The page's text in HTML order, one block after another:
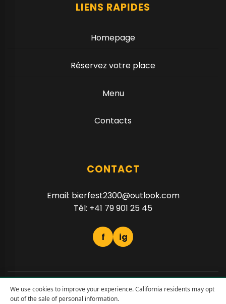
LIENS RAPIDES
Homepage
Réservez votre place
Menu
Contacts
CONTACT
Email: bierfest2300@outlook.com
Tél: +41 79 901 25 45
f ig
© 2026 BierFest
We use cookies to improve your experience. California residents may opt
out of the sale of personal information.